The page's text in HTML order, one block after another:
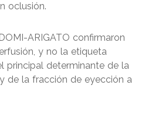
oclusión.
ARIGATO confirmaron
y no la etiqueta
principal determinante de la
de la fracción de eyección a